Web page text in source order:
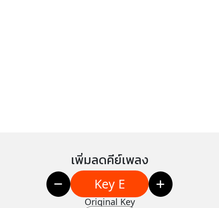
เพิ่มลดคีย์เพลง
Key E
Original Key